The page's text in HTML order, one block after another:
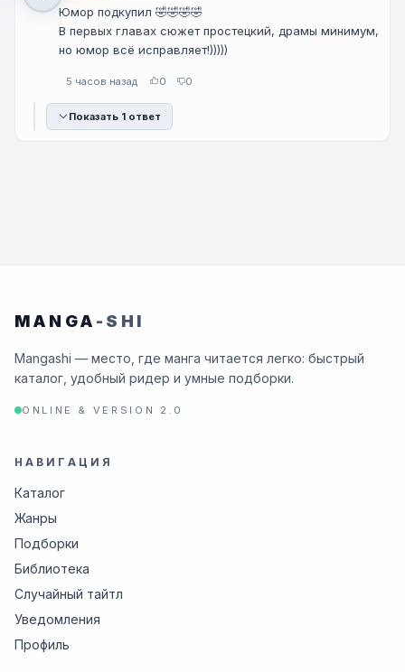
Юмор подкупил 🤣🤣🤣🤣
В первых главах сюжет простецкий, драмы минимум,
но юмор всё исправляет!)))))
5 часов назад 0 0
Показать 1 ответ
MANGA -SHI
Mangashi — место, где манга читается легко: быстрый
каталог, удобный ридер и умные подборки.
ONLINE & VERSION 2.0
НАВИГАЦИЯ
Каталог
Жанры
Подборки
Библиотека
Случайный тайтл
Уведомления
Профиль